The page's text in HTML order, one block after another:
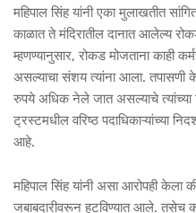
महिपाल सिंह यांनी एका मुलाखतीत
काळात ते मंदिरातील दानात आलेल्य
म्हणण्यानुसार, रोकड मोजताना काही
असल्याचा संशय त्यांना आला. तपासणी
रुपये अधिक नेले जात असल्याचे त्यांच्या
ट्रस्टमधील वरिष्ठ पदाधिकाऱ्यांच्या
आहे.
महिपाल सिंह यांनी असा आरोपही केला
जबाबदारीवरून हटविण्यात आले. तसेच